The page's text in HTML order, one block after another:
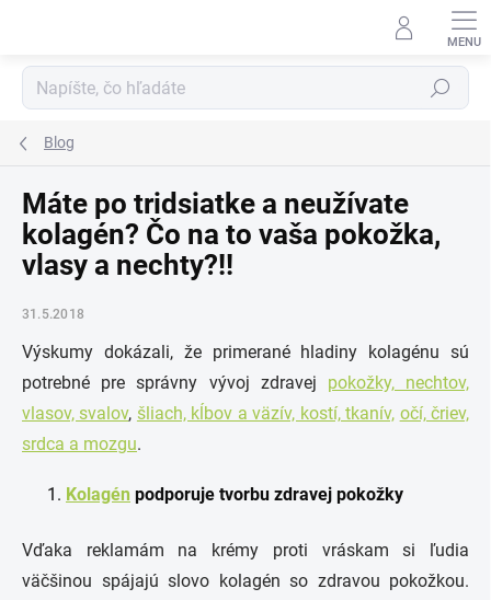
Hľadať
Blog
Máte po tridsiatke a neužívate
kolagén? Čo na to vaša pokožka,
vlasy a nechty?!!
31.5.2018
Výskumy dokázali, že primerané hladiny kolagénu sú
potrebné pre správny vývoj zdravej pokožky, nechtov,
vlasov, svalov, šliach, kĺbov a väzív, kostí, tkanív, očí, čriev,
srdca a mozgu.
Kolagén podporuje tvorbu zdravej pokožky
Vďaka reklamám na krémy proti vráskam si ľudia
väčšinou spájajú slovo kolagén so zdravou pokožkou.